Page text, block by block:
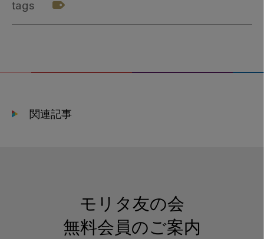
ト
ブ
tags
関連記事
モリタ友の会
無料会員のご案内